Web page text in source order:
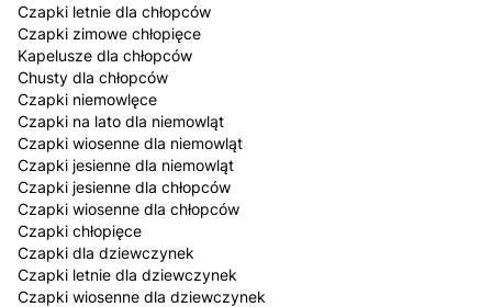
Czapki letnie dla chłopców
Czapki zimowe chłopięce
Kapelusze dla chłopców
Chusty dla chłopców
Czapki niemowlęce
Czapki na lato dla niemowląt
Czapki wiosenne dla niemowląt
Czapki jesienne dla niemowląt
Czapki jesienne dla chłopców
Czapki wiosenne dla chłopców
Czapki chłopięce
Czapki dla dziewczynek
Czapki letnie dla dziewczynek
Czapki wiosenne dla dziewczynek